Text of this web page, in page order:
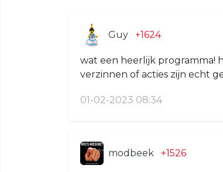
Guy +1624
wat een heerlijk programma!
verzinnen of acties zijn echt
01-02-2023 08:34
modbeek +1526